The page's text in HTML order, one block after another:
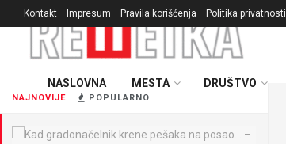
NAJNOVIJE POPULARNO
Kontakt Impresum Pravila korišćenja Politika privatnosti
NASLOVNA MESTA DRUŠTVO